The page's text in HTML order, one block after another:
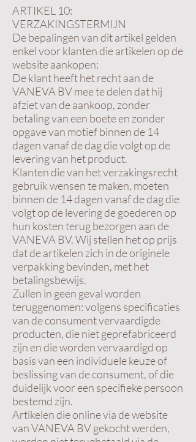
ARTIKEL 10:
VERZAKINGSTERMIJN
De bepalingen van dit artikel gelden
enkel voor klanten die artikelen op de
website aankopen:
De klant heeft het recht aan de
VANEVA BV mee te delen dat hij
afziet van de aankoop, zonder
betaling van een boete en zonder
opgave van motief binnen de 14
dagen vanaf de dag die volgt op de
levering van het product.
Klanten die van het verzakingsrecht
gebruik wensen te maken, moeten
binnen de 14 dagen vanaf de dag die
volgt op de levering de goederen op
hun kosten terug bezorgen aan de
VANEVA BV. Wij stellen het op prijs
dat de artikelen zich in de originele
verpakking bevinden, met het
betalingsbewijs.
Zullen in geen geval worden
teruggenomen: volgens specificaties
van de consument vervaardigde
producten, die niet geprefabriceerd
zijn en die worden vervaardigd op
basis van een individuele keuze of
beslissing van de consument, of die
duidelijk voor een specifieke persoon
bestemd zijn.
Artikelen die online via de website
van VANEVA BV gekocht werden,